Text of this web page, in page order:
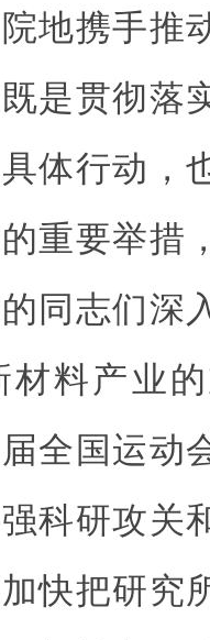
地携手推
是贯彻落
体行动，
重要举措
同志们深
材料产业
全国运动
科研攻关
快把研究